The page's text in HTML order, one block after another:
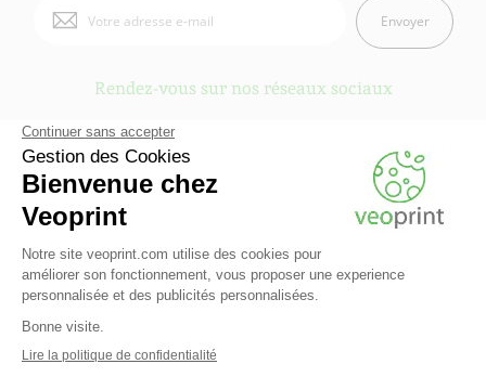
Envoyer
Rendez-vous sur nos réseaux sociaux
Veoprint est une marque duGroupe Fiducial
- © 2006-2026 Veoprint | Tous
Qui sommes-nous ?- Mentions légales-Conditions Générales d'Utilisation
Conditions Générales de vente- Cookies-Contactez Veoprint-
-Partenaires